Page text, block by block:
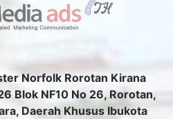
Norfolk Rorotan Kirana
Blok NF10 No 26, Rorotan,
Daerah Khusus Ibukota